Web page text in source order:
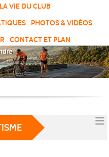
LA VIE DU CLUB
PHOTOS & VIDÉOS
CONTACT ET PLAN